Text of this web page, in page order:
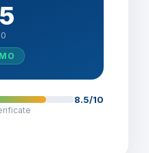
8.5/10